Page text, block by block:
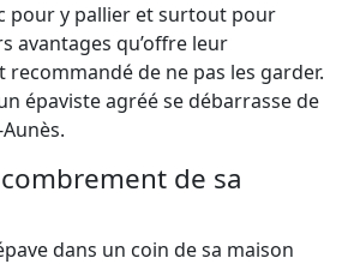
pour y pallier et surtout pour
avantages qu’offre leur
recommandé de ne pas les garder.
épaviste agréé se débarrasse de
de sa
dans un coin de sa maison